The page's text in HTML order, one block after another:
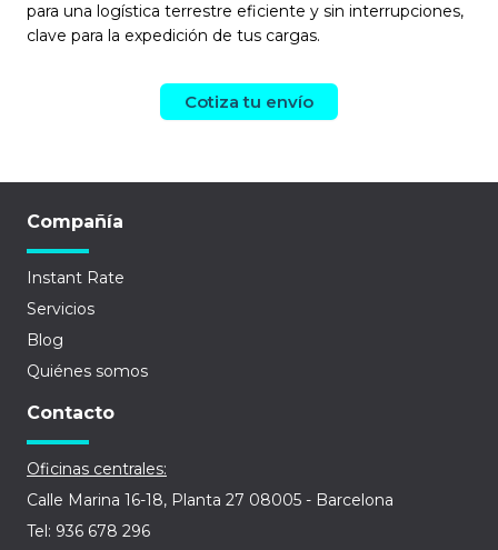
para una logística terrestre eficiente y sin interrupciones,
clave para la expedición de tus cargas.
Cotiza tu envío
Compañía
Instant Rate
Servicios
Blog
Quiénes somos
Contacto
Oficinas centrales:
Calle Marina 16-18, Planta 27 08005 - Barcelona
Tel: 936 678 296